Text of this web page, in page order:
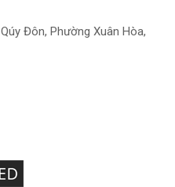
Đôn, Phường Xuân Hòa,